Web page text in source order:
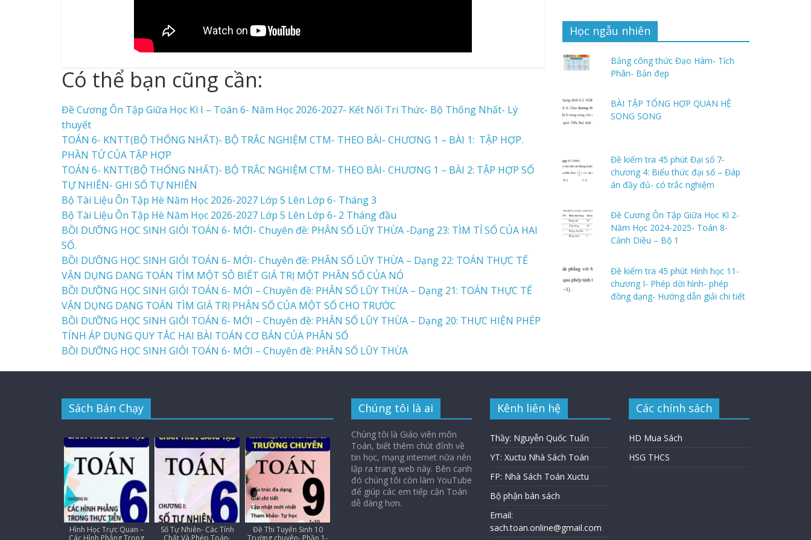
Có thể bạn cũng cần:
Đề Cương Ôn Tập Giữa Học Kì I – Toán 6- Năm Học 2026-2027- Kết Nối Tri Thức- Bộ Thống Nhất- Lý
thuyết
TOÁN 6- KNTT(BỘ THỐNG NHẤT)- BỘ TRẮC NGHIỆM CTM- THEO BÀI- CHƯƠNG 1 – BÀI 1: TẬP HỢP.
PHẦN TỬ CỦA TẬP HỢP
TOÁN 6- KNTT(BỘ THỐNG NHẤT)- BỘ TRẮC NGHIỆM CTM- THEO BÀI- CHƯƠNG 1 – BÀI 2: TẬP HỢP SỐ
TỰ NHIÊN- GHI SỐ TỰ NHIÊN
Bộ Tài Liệu Ôn Tập Hè Năm Học 2026-2027 Lớp 5 Lên Lớp 6- Tháng 3
Bộ Tài Liệu Ôn Tập Hè Năm Học 2026-2027 Lớp 5 Lên Lớp 6- 2 Tháng đầu
BỒI DƯỠNG HỌC SINH GIỎI TOÁN 6- MỚI- Chuyên đề: PHÂN SỐ LŨY THỪA -Dạng 23: TÌM TỈ SỐ CỦA HAI
SỐ.
BỒI DƯỠNG HỌC SINH GIỎI TOÁN 6- MỚI- Chuyên đề: PHÂN SỐ LŨY THỪA – Dạng 22: TOÁN THỰC TẾ
VẬN DỤNG DẠNG TOÁN TÌM MỘT SÔ BIẾT GIÁ TRỊ MỘT PHÂN SỐ CỦA NÓ
BỒI DƯỠNG HỌC SINH GIỎI TOÁN 6- MỚI – Chuyên đề: PHÂN SỐ LŨY THỪA – Dạng 21: TOÁN THỰC TẾ
VẬN DỤNG DẠNG TOÁN TÌM GIÁ TRỊ PHÂN SỐ CỦA MỘT SỐ CHO TRƯỚC
BỒI DƯỠNG HỌC SINH GIỎI TOÁN 6- MỚI – Chuyên đề: PHÂN SỐ LŨY THỪA – Dạng 20: THỰC HIỆN PHÉP
TÍNH ÁP DỤNG QUY TẮC HAI BÀI TOÁN CƠ BẢN CỦA PHÂN SỐ
BỒI DƯỠNG HỌC SINH GIỎI TOÁN 6- MỚI – Chuyên đề: PHÂN SỐ LŨY THỪA
Học ngẫu nhiên
Bảng công thức Đạo Hàm- Tích
Phân- Bản đẹp
BÀI TẬP TỔNG HỢP QUAN HỆ
SONG SONG
Đề kiểm tra 45 phút Đại số 7-
chương 4: Biểu thức đại số – Đáp
án đầy đủ- có trắc nghiệm
Đề Cương Ôn Tập Giữa Học Kì 2-
Năm Học 2024-2025- Toán 8-
Cánh Diều – Bộ 1
Đề kiểm tra 45 phút Hình học 11-
chương I- Phép dời hình- phép
đồng dạng- Hướng dẫn giải chi tiết
Sách Bán Chạy
Hình Học Trực Quan –
Các Hình Phẳng Trong
Số Tự Nhiên- Các Tính
Chất Và Phép Toán-
Đề Thi Tuyển Sinh 10
Trường chuyên- Phần 1-
Chúng tôi là ai
Chúng tôi là Giáo viên môn
Toán, biết thêm chút đỉnh về
tin học, mạng internet nữa nên
lập ra trang web này. Bên cạnh
đó chúng tôi còn làm YouTube
để giúp các em tiếp cận Toán
dễ dàng hơn.
Kênh liên hệ
Thầy: Nguyễn Quốc Tuấn
YT: Xuctu Nhà Sách Toán
FP: Nhà Sách Toán Xuctu
Bộ phận bán sách
Email:
sach.toan.online@gmail.com
Các chính sách
HD Mua Sách
HSG THCS